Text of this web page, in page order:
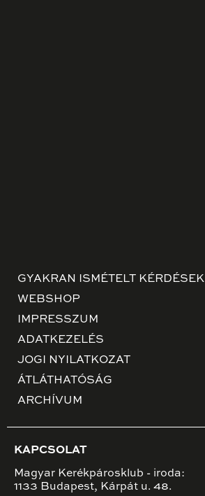
GYAKRAN ISMÉTELT KÉRDÉSEK
WEBSHOP
IMPRESSZUM
ADATKEZELÉS
JOGI NYILATKOZAT
ÁTLÁTHATÓSÁG
ARCHÍVUM
KAPCSOLAT
Magyar Kerékpárosklub - iroda:
1133 Budapest, Kárpát u. 48.